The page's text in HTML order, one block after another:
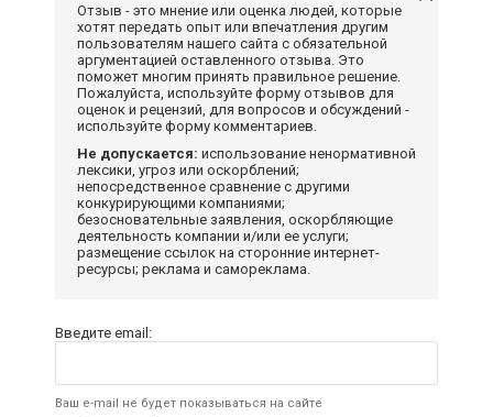
Отзыв - это мнение или оценка людей, которые
хотят передать опыт или впечатления другим
пользователям нашего сайта с обязательной
аргументацией оставленного отзыва. Это
поможет многим принять правильное решение.
Пожалуйста, используйте форму отзывов для
оценок и рецензий, для вопросов и обсуждений -
используйте форму комментариев.
Не допускается: использование ненормативной
лексики, угроз или оскорблений;
непосредственное сравнение с другими
конкурирующими компаниями;
безосновательные заявления, оскорбляющие
деятельность компании и/или ее услуги;
размещение ссылок на сторонние интернет-
ресурсы; реклама и самореклама.
Введите email:
Ваш e-mail не будет показываться на сайте